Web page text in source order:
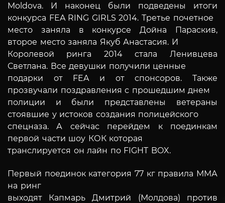
Moldova. И наконец были подведены итоги
конкурса FEA RING GIRLS 2014. Третье почетное
место заняла в конкурсе Дойна Параскив,
второе место заняла Якуб Анастасия. И
Королевой ринга 2014 стала Ленивцева
Светлана. Все девушки получили ценные
подарки от FEA и от спонсоров. Также
прозвучали поздравления с прошедшим днем
полиции и были представлены ветераны
стоявшие у истоков создания полицейского
спецназа. А сейчас перейдем к поединкам
первой части шоу КОК которая
транслируется он лайн по FIGHT BOX.
Первый поединок категория 77 кг правила ММА
на ринг
выходят Капмарь Дмитрий (Молдова) против